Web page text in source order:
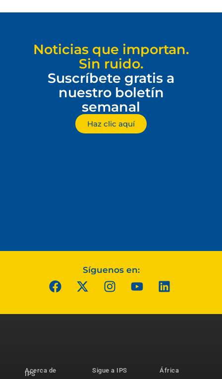
Noticias que importan.
Sin ruido.
Suscríbete gratis a
nuestro boletín
semanal
Haz clic aquí
Síguenos en:
Acerca de
IPS
Sigue a IPS
África